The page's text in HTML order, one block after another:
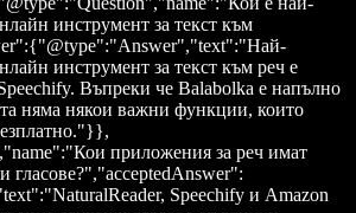
инструмент за текст към
инструмент за текст към реч е
Въпреки че Balabolka е напълно
няма някои важни функции, които
приложения за реч имат
гласове?","acceptedAnswer":
Speechify и Amazon